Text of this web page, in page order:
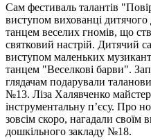
Сам фестиваль талантів
виступом вихованці
танцем веселих гномів, що
святковий настрій. Дитячий
виступом маленьких
танцем "Веселкові барви".
глядачам подарували
№13. Ліза Халявченко
інструментальну п’єсу. Про
зовсім скоро, нагадали
дошкільного закладу №18.